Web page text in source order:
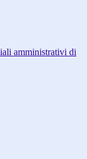
amministrativi di